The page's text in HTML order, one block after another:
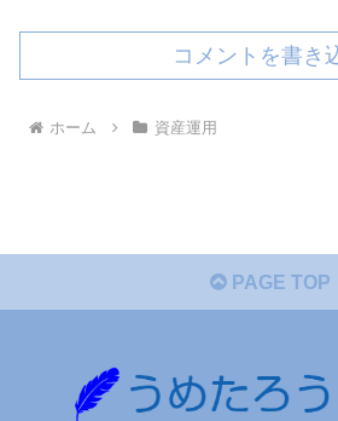
コメントを書き
ホーム 資産運用
PAGE TOP